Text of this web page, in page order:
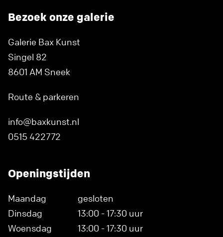
Bezoek onze galerie
Galerie Bax Kunst
Singel 82
8601 AM Sneek
Route & parkeren
info@baxkunst.nl
0515 422772
Openingstijden
Maandag
gesloten
Dinsdag
13:00 - 17:30 uur
Woensdag
13:00 - 17:30 uur